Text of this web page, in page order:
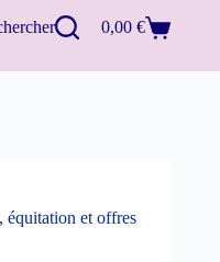
Panier
0,00€
équitation et offres